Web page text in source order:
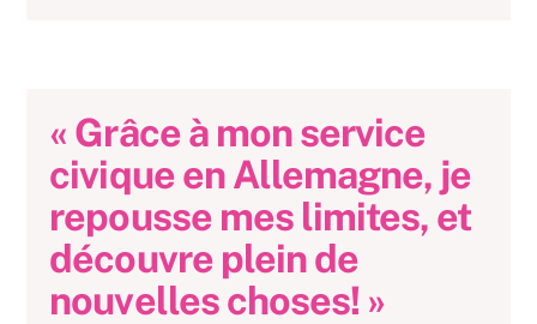
« Grâce à mon service
civique en Allemagne, je
repousse mes limites, et
découvre plein de
nouvelles choses! »